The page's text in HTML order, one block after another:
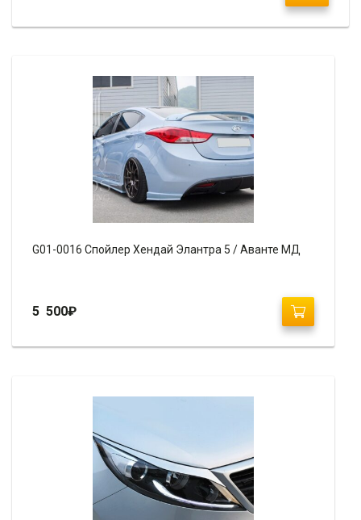
G01-0016 Спойлер Хендай Элантра 5 / Аванте МД
5 500₽